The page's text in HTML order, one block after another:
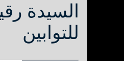
السيدة
للتوابين